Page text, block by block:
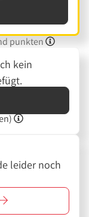
punkten
kein
leider noch